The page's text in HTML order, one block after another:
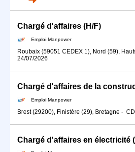
Chargé d'affaires (H/F)
Emploi Manpower
Roubaix (59051 CEDEX 1), Nord (59),
24/07/2026
Chargé d'affaires de la
Emploi Manpower
Brest (29200), Finistère (29), Bretagne -
Chargé d'affaires en électricité